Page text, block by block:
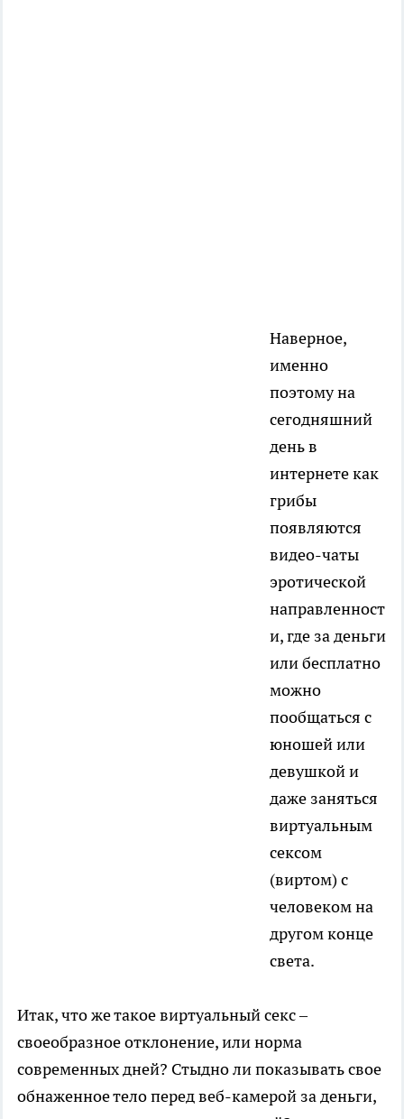
Наверное,
именно
поэтому на
сегодняшний
день в
интернете как
грибы
появляются
видео-чаты
эротической
направленност
и, где за деньги
или бесплатно
можно
пообщаться с
юношей или
девушкой и
даже заняться
виртуальным
сексом
(виртом) с
человеком на
другом конце
света.
Итак, что же такое виртуальный секс –
своеобразное отклонение, или норма
современных дней? Стыдно ли показывать свое
обнаженное тело перед веб-камерой за деньги,